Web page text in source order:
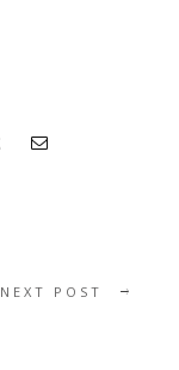
NEXT POST